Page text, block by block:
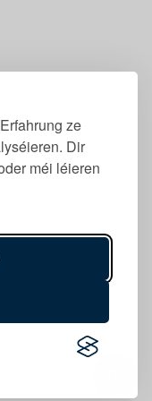
ze
Dir
méi léieren